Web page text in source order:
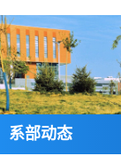
系部动态